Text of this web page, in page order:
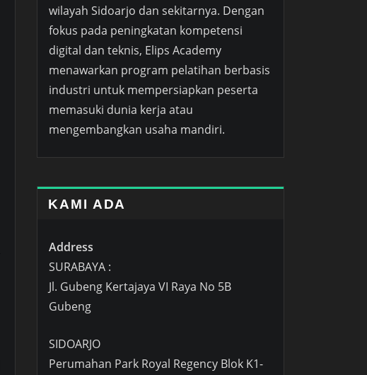
wilayah Sidoarjo dan sekitarnya. Dengan
fokus pada peningkatan kompetensi
digital dan teknis, Elips Academy
menawarkan program pelatihan berbasis
industri untuk mempersiapkan peserta
memasuki dunia kerja atau
mengembangkan usaha mandiri.
KAMI ADA
Address
SURABAYA :
Jl. Gubeng Kertajaya VI Raya No 5B
Gubeng
SIDOARJO
Perumahan Park Royal Regency Blok K1-